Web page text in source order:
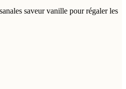
saveur vanille pour régaler les